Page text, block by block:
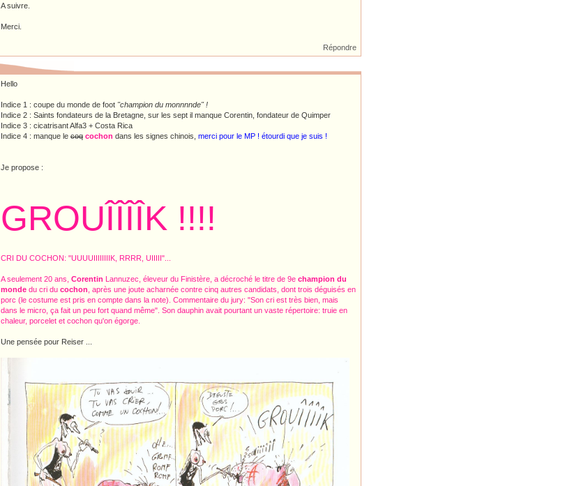
A suivre.
Merci.
Répondre
Hello
Indice 1 : coupe du monde de foot "champion du monnnnde" !
Indice 2 : Saints fondateurs de la Bretagne, sur les sept il manque Corentin, fondateur de Quimper
Indice 3 : cicatrisant Alfa3 + Costa Rica
Indice 4 : manque le coq cochon dans les signes chinois, merci pour le MP ! étourdi que je suis !
Je propose :
GROUÎÎÎÎK !!!!
CRI DU COCHON: "UUUUIIIIIIIIK, RRRR, UIIIII"...
A seulement 20 ans, Corentin Lannuzec, éleveur du Finistère, a décroché le titre de 9e champion du
monde du cri du cochon , après une joute acharnée contre cinq autres candidats, dont trois déguisés en
porc (le costume est pris en compte dans la note). Commentaire du jury: "Son cri est très bien, mais
dans le micro, ça fait un peu fort quand même". Son dauphin avait pourtant un vaste répertoire: truie en
chaleur, porcelet et cochon qu'on égorge.
Une pensée pour Reiser ...